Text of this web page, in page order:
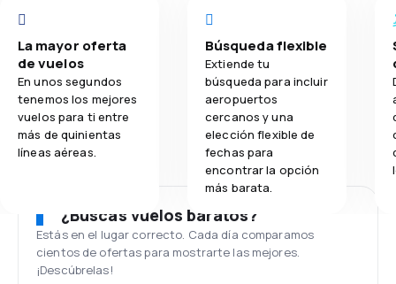
La mayor oferta
de vuelos
En unos segundos
tenemos los mejores
vuelos para ti entre
más de quinientas
líneas aéreas.
Búsqueda flexible
Extiende tu
búsqueda para incluir
aeropuertos
cercanos y una
elección flexible de
fechas para
encontrar la opción
más barata.
¿Buscas vuelos baratos?
Estás en el lugar correcto. Cada día comparamos
cientos de ofertas para mostrarte las mejores.
¡Descúbrelas!